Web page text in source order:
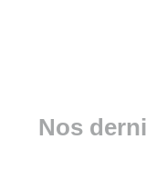
Nos